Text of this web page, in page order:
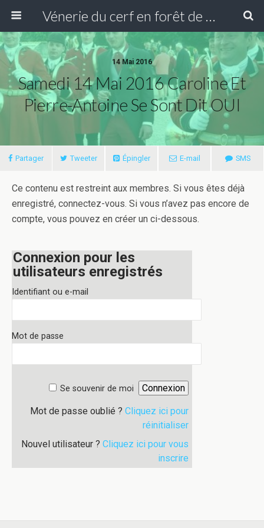
Vénerie du cerf en forêt de Compiègne
14 Mai 2016
Samedi 14 Mai 2016 Caroline Et
Pierre-Antoine Se Sont Dit OUI
Partager Tweeter Épingler E-mail SMS
Ce contenu est restreint aux membres. Si vous êtes déjà
enregistré, connectez-vous. Si vous n’avez pas encore de
compte, vous pouvez en créer un ci-dessous.
Connexion pour les
utilisateurs enregistrés
Identifiant ou e-mail
Mot de passe
Se souvenir de moi
Mot de passe oublié ? Cliquez ici pour
réinitialiser
Nouvel utilisateur ? Cliquez ici pour vous
inscrire